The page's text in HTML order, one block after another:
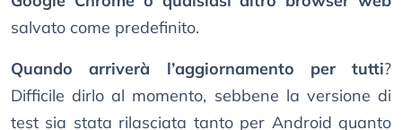
salvato come predefinito.
Quando arriverà l’aggiornamento per tutti?
Difficile dirlo al momento, sebbene la versione di
test sia stata rilasciata tanto per Android quanto